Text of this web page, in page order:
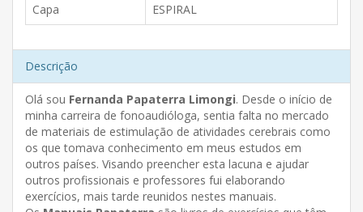
Capa
ESPIRAL
Descrição
Olá sou Fernanda Papaterra Limongi. Desde o início de
minha carreira de fonoaudióloga, sentia falta no mercado
de materiais de estimulação de atividades cerebrais como
os que tomava conhecimento em meus estudos em
outros países. Visando preencher esta lacuna e ajudar
outros profissionais e professores fui elaborando
exercícios, mais tarde reunidos nestes manuais.